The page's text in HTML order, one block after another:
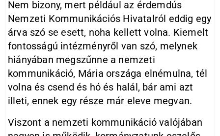
Nem bizony, mert például az érdemdús
Nemzeti Kommunikációs Hivatalról eddig egy
árva szó se esett, noha kellett volna. Kiemelt
fontosságú intézményről van szó, melynek
hiányában megszűnne a nemzeti
kommunikáció, Mária országa elnémulna, tél
volna és csend és hó és halál, bár ami azt
illeti, ennek egy része már eleve megvan.
Viszont a nemzeti kommunikáció valójában